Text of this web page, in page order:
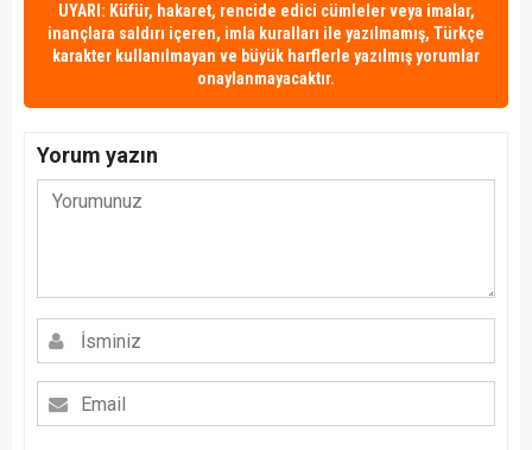
UYARI: Küfür, hakaret, rencide edici cümleler veya imalar,
inançlara saldırı içeren, imla kuralları ile yazılmamış, Türkçe
karakter kullanılmayan ve büyük harflerle yazılmış yorumlar
onaylanmayacaktır.
Yorum yazın